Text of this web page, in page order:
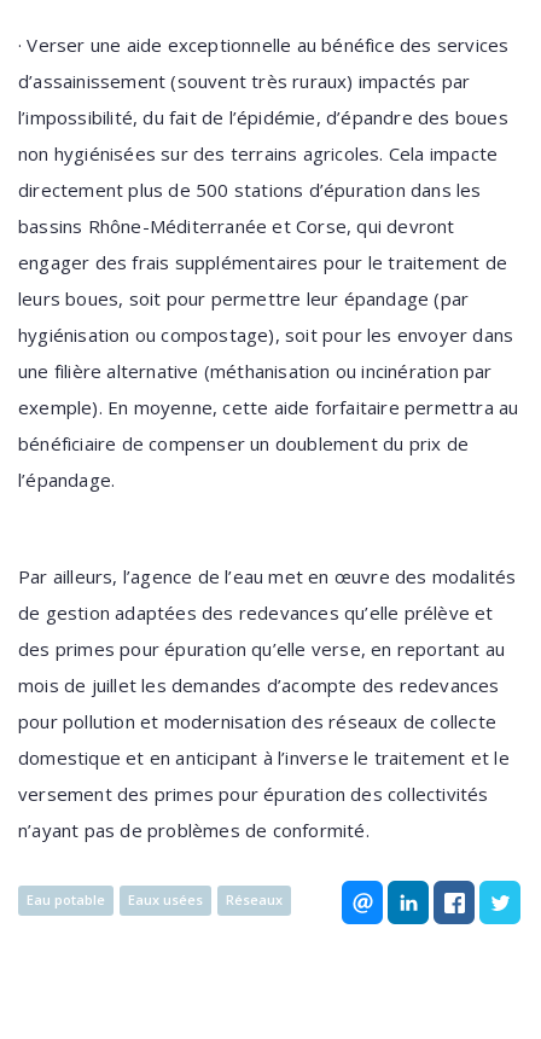
·Verser une aide exceptionnelle au bénéfice des services
d’assainissement (souvent très ruraux) impactés par
l’impossibilité, du fait de l’épidémie, d’épandre des boues
non hygiénisées sur des terrains agricoles. Cela impacte
directement plus de 500 stations d’épuration dans les
bassins Rhône-Méditerranée et Corse, qui devront
engager des frais supplémentaires pour le traitement de
leurs boues, soit pour permettre leur épandage (par
hygiénisation ou compostage), soit pour les envoyer dans
une filière alternative (méthanisation ou incinération par
exemple). En moyenne, cette aide forfaitaire permettra au
bénéficiaire de compenser un doublement du prix de
l’épandage.
Par ailleurs, l’agence de l’eau met en œuvre des modalités
de gestion adaptées des redevances qu’elle prélève et
des primes pour épuration qu’elle verse, en reportant au
mois de juillet les demandes d’acompte des redevances
pour pollution et modernisation des réseaux de collecte
domestique et en anticipant à l’inverse le traitement et le
versement des primes pour épuration des collectivités
n’ayant pas de problèmes de conformité.
Eau potable Eaux usées Réseaux